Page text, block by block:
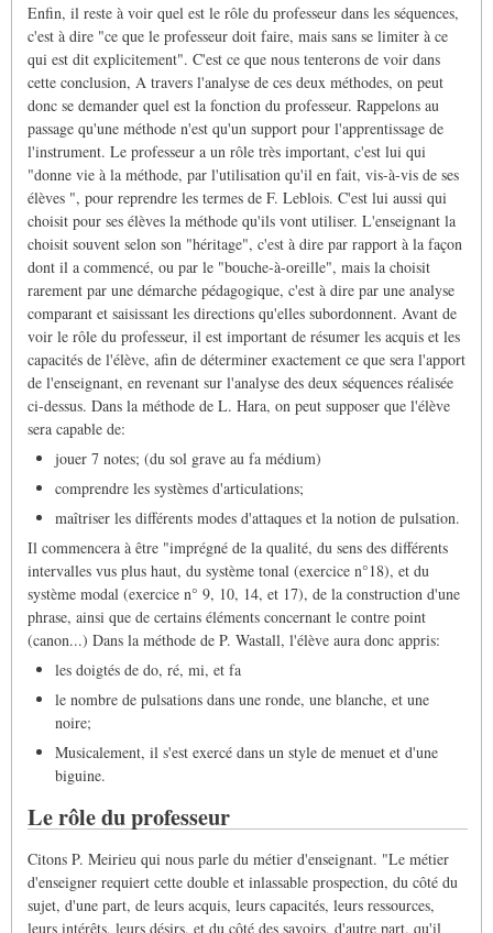
Enfin, il reste à voir quel est le rôle du professeur dans les séquences,
c'est à dire "ce que le professeur doit faire, mais sans se limiter à ce
qui est dit explicitement". C'est ce que nous tenterons de voir dans
cette conclusion, A travers l'analyse de ces deux méthodes, on peut
donc se demander quel est la fonction du professeur. Rappelons au
passage qu'une méthode n'est qu'un support pour l'apprentissage de
l'instrument. Le professeur a un rôle très important, c'est lui qui
"donne vie à la méthode, par l'utilisation qu'il en fait, vis-à-vis de ses
élèves ", pour reprendre les termes de F. Leblois. C'est lui aussi qui
choisit pour ses élèves la méthode qu'ils vont utiliser. L'enseignant la
choisit souvent selon son "héritage", c'est à dire par rapport à la façon
dont il a commencé, ou par le "bouche-à-oreille", mais la choisit
rarement par une démarche pédagogique, c'est à dire par une analyse
comparant et saisissant les directions qu'elles subordonnent. Avant de
voir le rôle du professeur, il est important de résumer les acquis et les
capacités de l'élève, afin de déterminer exactement ce que sera l'apport
de l'enseignant, en revenant sur l'analyse des deux séquences réalisée
ci-dessus. Dans la méthode de L. Hara, on peut supposer que l'élève
sera capable de:
jouer 7 notes; (du sol grave au fa médium)
comprendre les systèmes d'articulations;
maîtriser les différents modes d'attaques et la notion de pulsation.
Il commencera à être "imprégné de la qualité, du sens des différents
intervalles vus plus haut, du système tonal (exercice n°18), et du
système modal (exercice n° 9, 10, 14, et 17), de la construction d'une
phrase, ainsi que de certains éléments concernant le contre point
(canon...) Dans la méthode de P. Wastall, l'élève aura donc appris:
les doigtés de do, ré, mi, et fa
le nombre de pulsations dans une ronde, une blanche, et une
noire;
Musicalement, il s'est exercé dans un style de menuet et d'une
biguine.
Le rôle du professeur
Citons P. Meirieu qui nous parle du métier d'enseignant. "Le métier
d'enseigner requiert cette double et inlassable prospection, du côté du
sujet, d'une part, de leurs acquis, leurs capacités, leurs ressources,
leurs intérêts, leurs désirs, et du côté des savoirs, d'autre part, qu'il